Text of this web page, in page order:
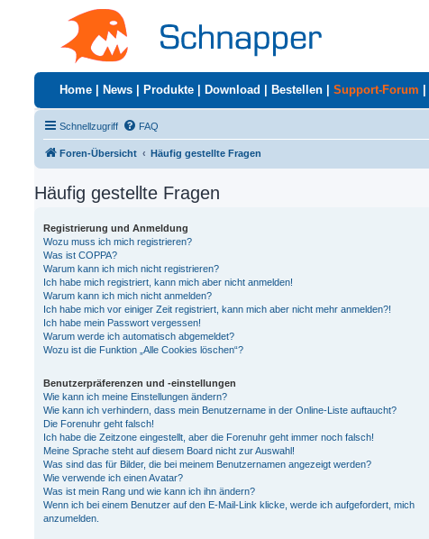
Home News Produkte Download Bestellen Support-Forum
Schnellzugriff FAQ
Foren-Übersicht Häufig gestellte Fragen
Häufig gestellte Fragen
Registrierung und Anmeldung
Wozu muss ich mich registrieren?
Was ist COPPA?
Warum kann ich mich nicht registrieren?
Ich habe mich registriert, kann mich aber nicht anmelden!
Warum kann ich mich nicht anmelden?
Ich habe mich vor einiger Zeit registriert, kann mich aber nicht mehr anmelden?!
Ich habe mein Passwort vergessen!
Warum werde ich automatisch abgemeldet?
Wozu ist die Funktion „Alle Cookies löschen“?
Benutzerpräferenzen und -einstellungen
Wie kann ich meine Einstellungen ändern?
Wie kann ich verhindern, dass mein Benutzername in der Online-Liste auftaucht?
Die Forenuhr geht falsch!
Ich habe die Zeitzone eingestellt, aber die Forenuhr geht immer noch falsch!
Meine Sprache steht auf diesem Board nicht zur Auswahl!
Was sind das für Bilder, die bei meinem Benutzernamen angezeigt werden?
Wie verwende ich einen Avatar?
Was ist mein Rang und wie kann ich ihn ändern?
Wenn ich bei einem Benutzer auf den E-Mail-Link klicke, werde ich aufgefordert, mich
anzumelden.